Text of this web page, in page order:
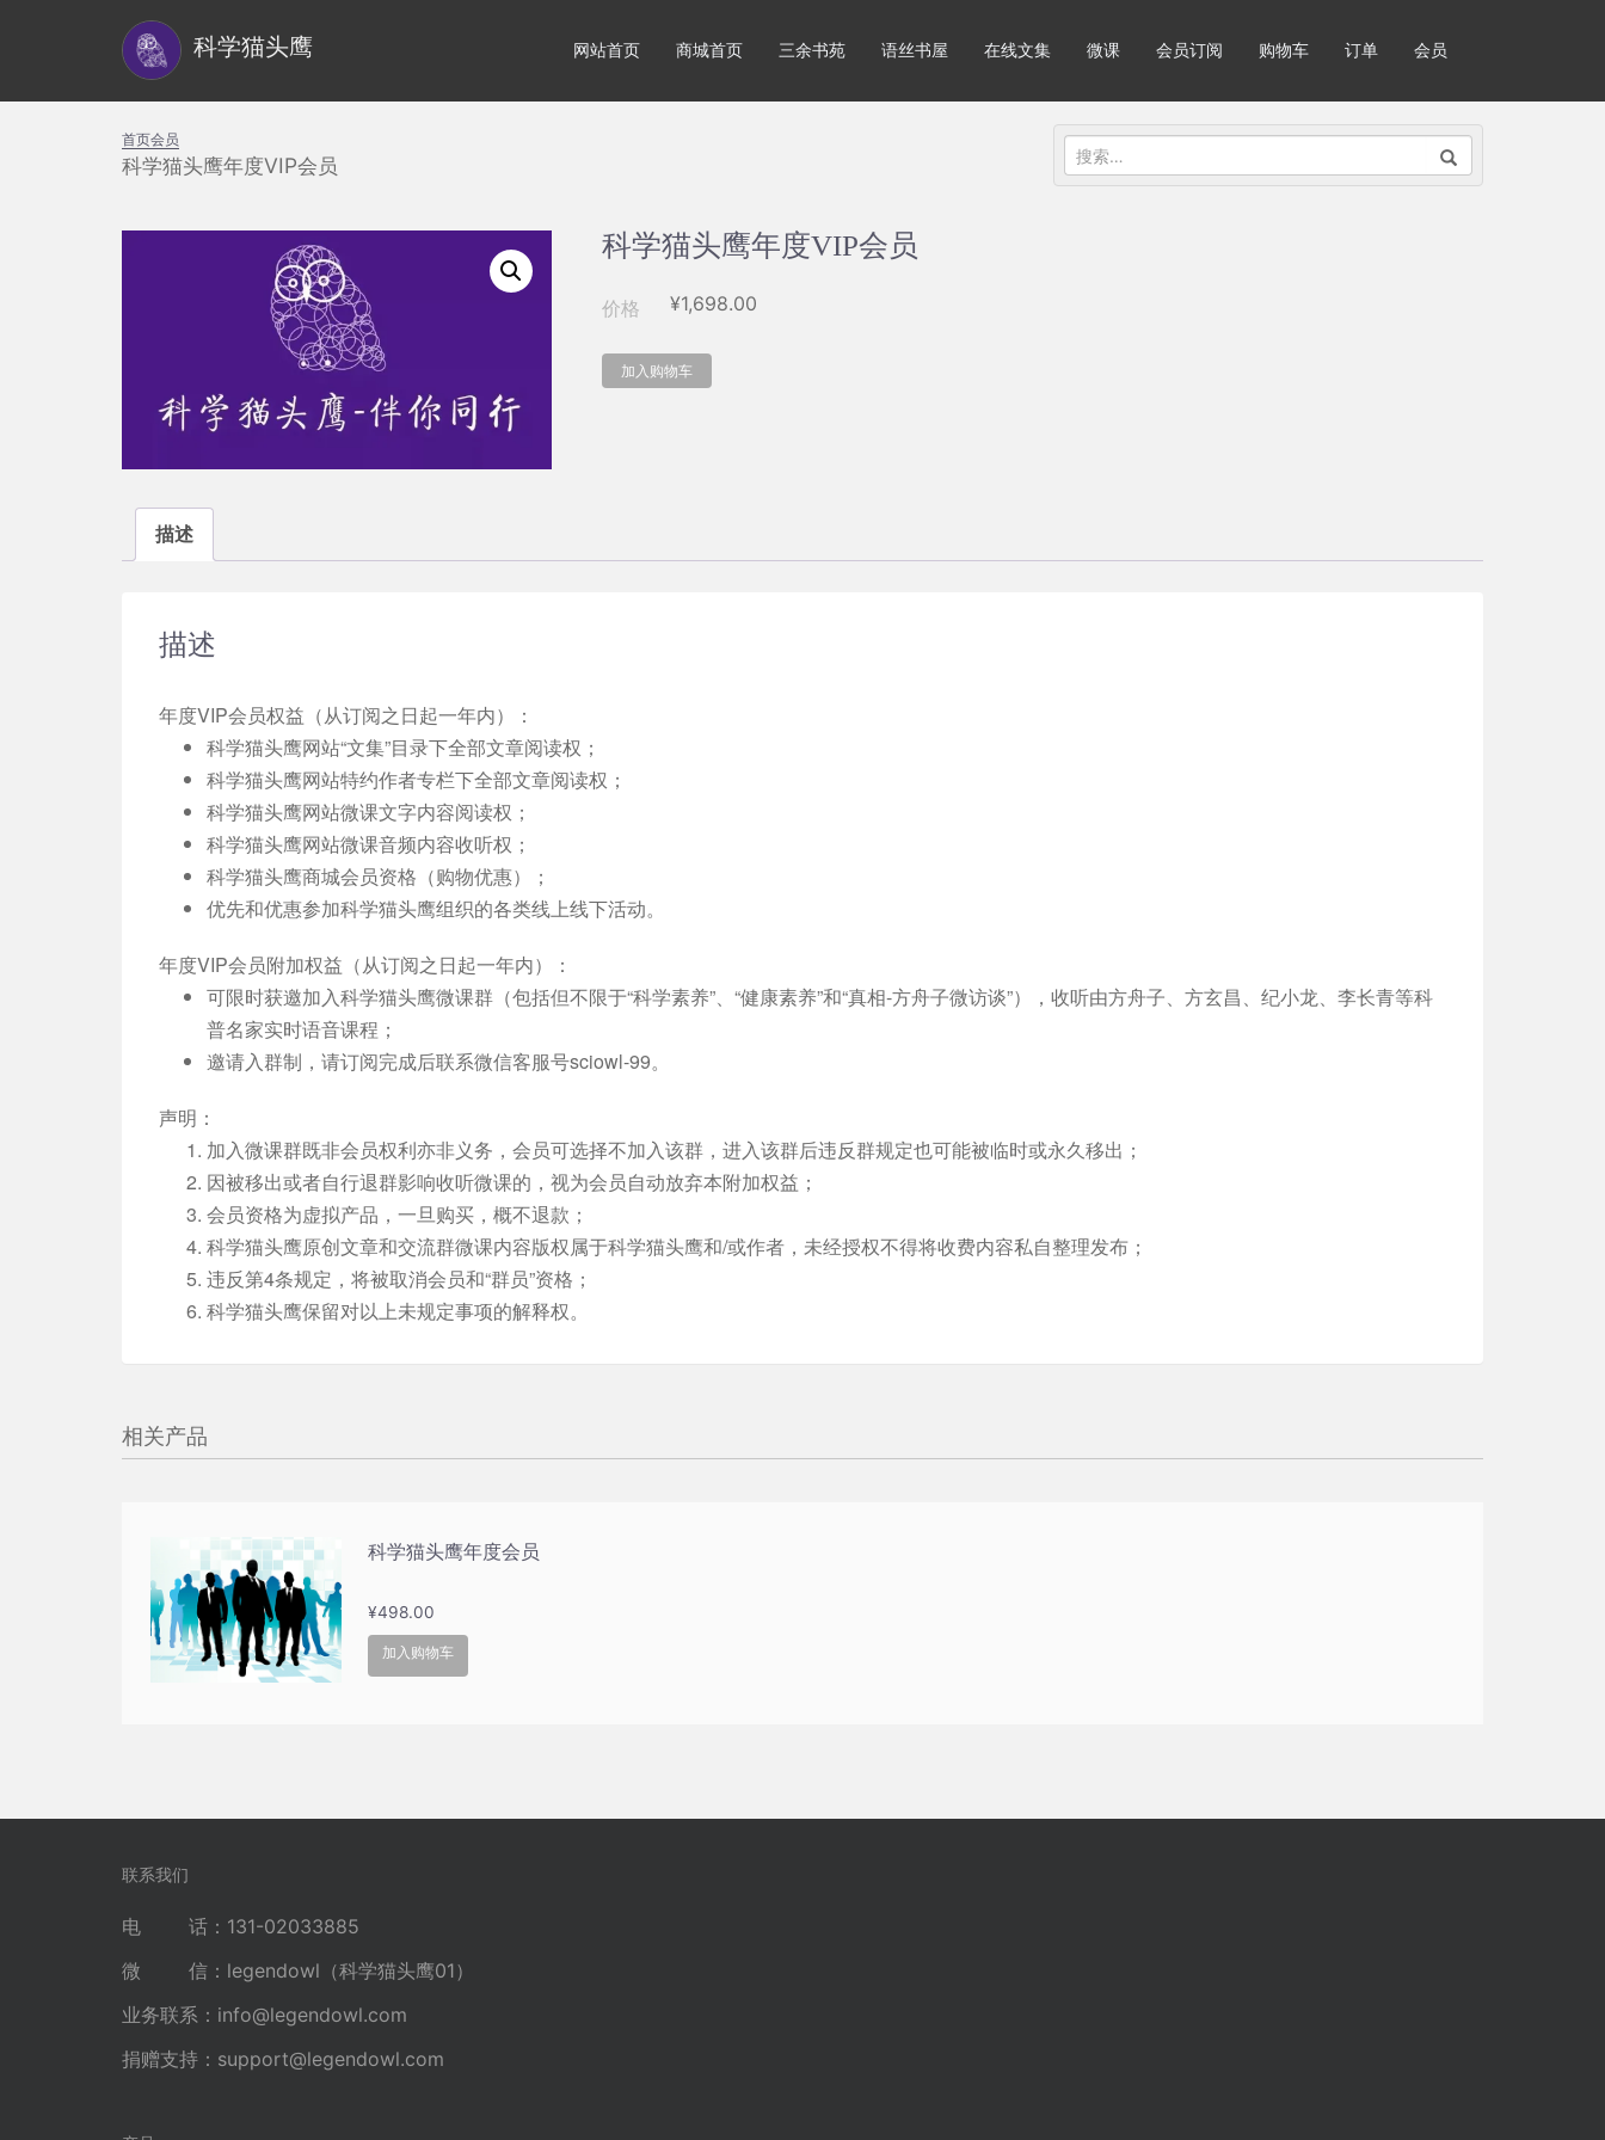
科学猫头鹰 网站首页 商城首页 三余书苑 语丝书屋 在线文集 微课 会员订阅 购物车 订单 会员
搜
索：
首页会员
科学猫头鹰年度VIP会员
科学猫头鹰年度VIP会员
价格 ¥1,698.00
加入购物车
描述
描述
年度VIP会员权益（从订阅之日起一年内）：
科学猫头鹰网站“文集”目录下全部文章阅读权；
科学猫头鹰网站特约作者专栏下全部文章阅读权；
科学猫头鹰网站微课文字内容阅读权；
科学猫头鹰网站微课音频内容收听权；
科学猫头鹰商城会员资格（购物优惠）；
优先和优惠参加科学猫头鹰组织的各类线上线下活动。
年度VIP会员附加权益（从订阅之日起一年内）：
可限时获邀加入科学猫头鹰微课群（包括但不限于“科学素养”、“健康素养”和“真相-方舟子微访谈”），收听由方舟子、方玄昌、纪小龙、李长青等科
普名家实时语音课程；
邀请入群制，请订阅完成后联系微信客服号sciowl-99。
声明：
加入微课群既非会员权利亦非义务，会员可选择不加入该群，进入该群后违反群规定也可能被临时或永久移出；
因被移出或者自行退群影响收听微课的，视为会员自动放弃本附加权益；
会员资格为虚拟产品，一旦购买，概不退款；
科学猫头鹰原创文章和交流群微课内容版权属于科学猫头鹰和/或作者，未经授权不得将收费内容私自整理发布；
违反第4条规定，将被取消会员和“群员”资格；
科学猫头鹰保留对以上未规定事项的解释权。
相关产品
科学猫头鹰年度会员
¥498.00
加入购物车
联系我们
电 话：131-02033885
微 信：legendowl（科学猫头鹰01）
业务联系： info@legendowl.com
捐赠支持： support@legendowl.com